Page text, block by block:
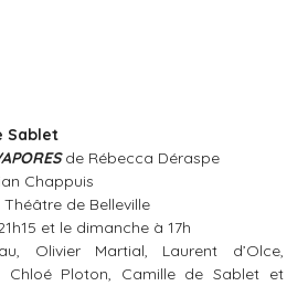
Sablet
de Rébecca Déraspe
Chappuis
Théâtre de Belleville
et le dimanche à 17h
Olivier Martial, Laurent d’Olce,
Chloé Ploton, Camille de Sablet et